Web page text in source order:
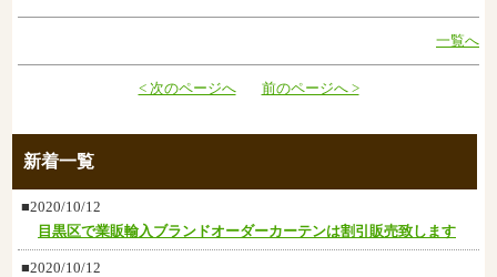
一覧へ
< 次のページへ 前のページへ >
新着一覧
■2020/10/12
目黒区で業販輸入ブラン​ドオーダーカーテンは割引販売致します
■2020/10/12